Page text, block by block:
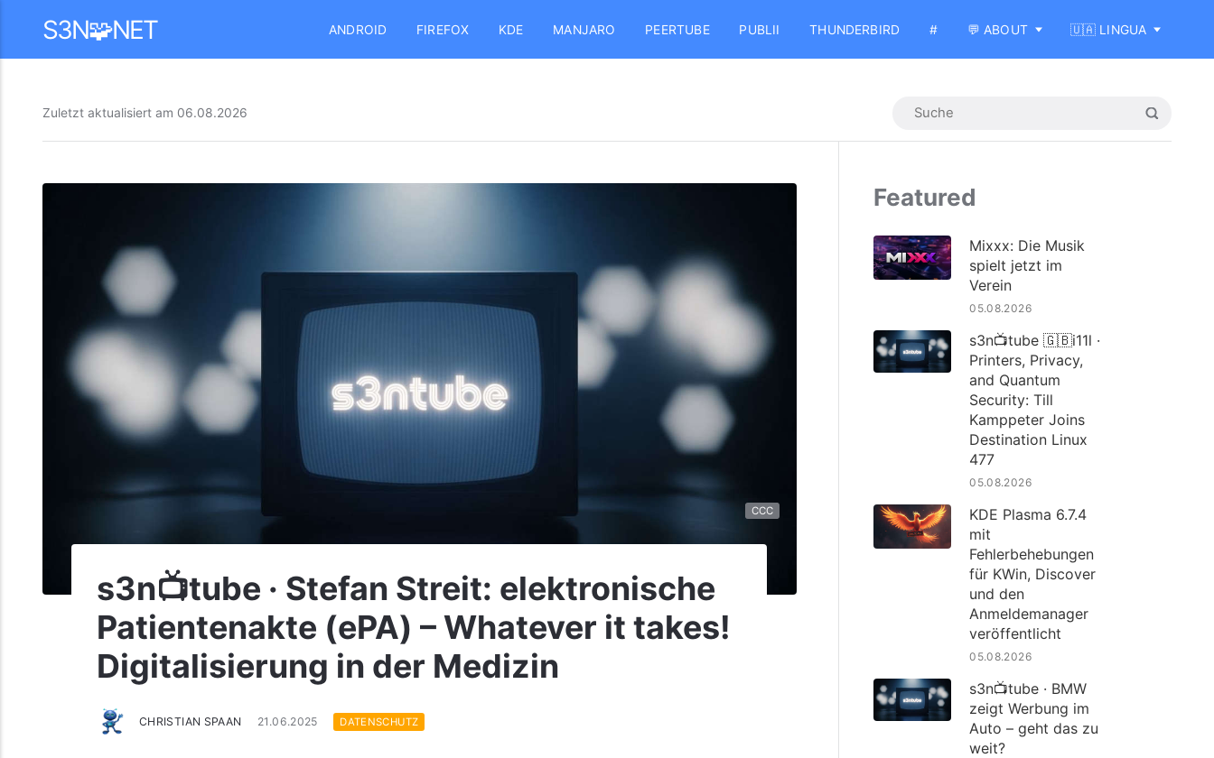
S3N🧩NET ANDROID FIREFOX KDE MANJARO PEERTUBE PUBLII THUNDERBIRD # 💬 ABOUT 🇺🇦 LINGUA
Zuletzt aktualisiert am 06.08.2026
CCC
s3n📺tube · Stefan Streit: elektronische
Patientenakte (ePA) – Whatever it takes!
Digitalisierung in der Medizin
CHRISTIAN SPAAN 21.06.2025 DATENSCHUTZ
Featured
Mixxx: Die Musik
spielt jetzt im
Verein
05.08.2026
s3n📺tube 🇬🇧i11l ·
Printers, Privacy,
and Quantum
Security: Till
Kamppeter Joins
Destination Linux
477
05.08.2026
KDE Plasma 6.7.4
mit
Fehlerbehebungen
für KWin, Discover
und den
Anmeldemanager
veröffentlicht
05.08.2026
s3n📺tube · BMW
zeigt Werbung im
Auto – geht das zu
weit?